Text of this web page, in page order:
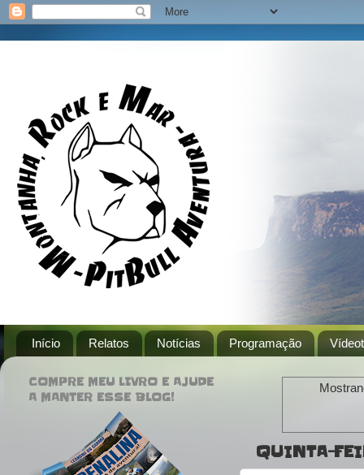
Início Relatos Notícias Programação
QUINTA-
COMPRE MEU LIVRO E AJUDE
A MANTER ESSE BLOG!